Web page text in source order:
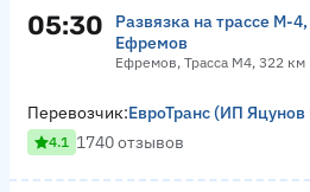
05:30
Развязка на трассе М-
Ефремов
Ефремов, Трасса М4, 322 км
Перевозчик:ЕвроТранс (ИП
4.1 1740 отзывов